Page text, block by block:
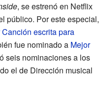
, se estrenó en Netflix
público. Por este especial,
Canción escrita para
fue nominado a Mejor
seis nominaciones a los
el de Dirección musical